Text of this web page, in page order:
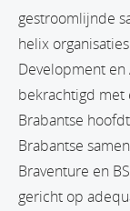
gestroomlijnde
helix
Development
bekrachtigd met
Brabantse
Brabantse
Braventure en
gericht op